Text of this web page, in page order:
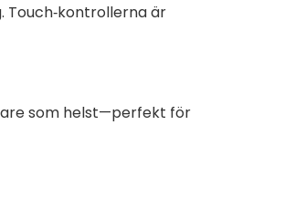
är
som helst—perfekt för